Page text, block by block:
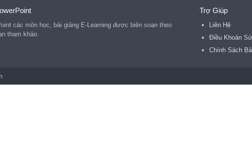
các môn học, bài giảng E-Learning được biên soạn theo
tham khảo.
Trợ Giúp
Liên Hệ
Điều Khoản
Chính Sách